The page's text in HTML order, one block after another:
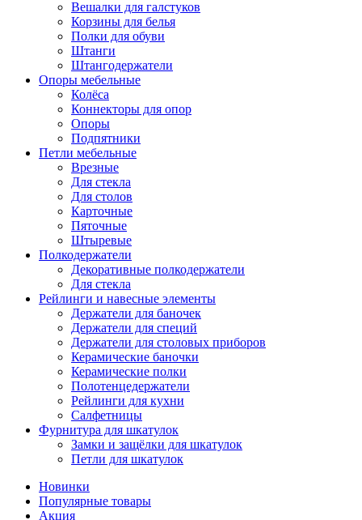
Вешалки для галстуков
Корзины для белья
Полки для обуви
Штанги
Штангодержатели
Опоры мебельные
Колёса
Коннекторы для опор
Опоры
Подпятники
Петли мебельные
Врезные
Для стекла
Для столов
Карточные
Пяточные
Штыревые
Полкодержатели
Декоративные полкодержатели
Для стекла
Рейлинги и навесные элементы
Держатели для баночек
Держатели для специй
Держатели для столовых приборов
Керамические баночки
Керамические полки
Полотенцедержатели
Рейлинги для кухни
Салфетницы
Фурнитура для шкатулок
Замки и защёлки для шкатулок
Петли для шкатулок
Новинки
Популярные товары
Акция